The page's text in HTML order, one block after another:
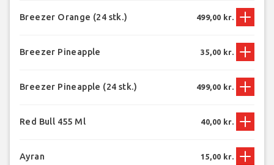
Breezer Orange (24 stk.) 499,00 kr.
Breezer Pineapple 35,00 kr.
Breezer Pineapple (24 stk.) 499,00 kr.
Red Bull 455 Ml 40,00 kr.
Ayran 15,00 kr.